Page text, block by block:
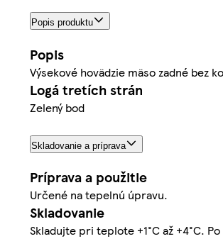
Popis produktu
Popis
Výsekové hovädzie mäso zadné bez
Logá tretích strán
Zelený bod
Skladovanie a príprava
Príprava a použitie
Určené na tepelnú úpravu.
Skladovanie
Skladujte pri teplote +1°C až +4°C.